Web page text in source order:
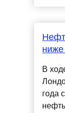
ниже
В
года